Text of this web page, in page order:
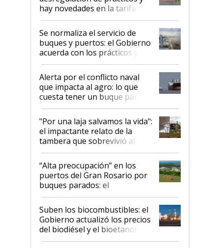
hay novedades en la tarifa de
la hidrovía
Se normaliza el servicio de
buques y puertos: el Gobierno
acuerda con los prácticos y
suspende el decreto de
desregulación
Alerta por el conflicto naval
que impacta al agro: lo que
cuesta tener un buque parado
y el peligro de que Argentina
pase a ser "país sucio"
"Por una laja salvamos la vida":
el impactante relato de la
tambera que sobrevivió al
tornado
“Alta preocupación” en los
puertos del Gran Rosario por
buques parados: el
funcionamiento de las
exportadoras en tensión tras
la medida de fuerza de los
prácticos
Suben los biocombustibles: el
Gobierno actualizó los precios
del biodiésel y el bioetanol